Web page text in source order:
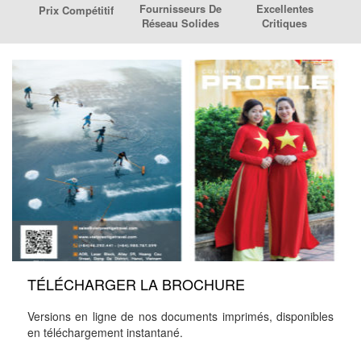
Prix ​​compétitif
Fournisseurs De
Réseau Solides
Excellentes
Critiques
TÉLÉCHARGER LA BROCHURE
Versions en ligne de nos documents imprimés, disponibles
en téléchargement instantané.